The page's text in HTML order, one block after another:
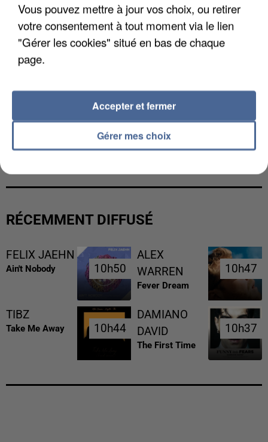
LES DONNÉES DE 300 000 CLIENTS DÉROBÉES À
RÉCEMMENT DIFFUSÉ
FELIX JAEHN
Ain't Nobody 10h50
10h50
ALEX
WARREN
Fever Dream
10h47
10h47
TIBZ
Take Me Away 10h44
10h44
DAMIANO
DAVID
The First Time
10h37
10h37
Vous pouvez mettre à jour vos choix, ou retirer
votre consentement à tout moment via le lien
"Gérer les cookies" situé en bas de chaque
page.
Gérer mes choix
Accepter et fermer